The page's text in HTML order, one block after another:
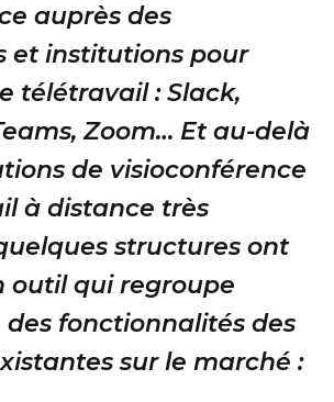
auprès des
et institutions pour
télétravail : Slack,
Zoom… Et au-delà
de visioconférence
à distance très
structures ont
outil qui regroupe
des fonctionnalités des
sur le marché :